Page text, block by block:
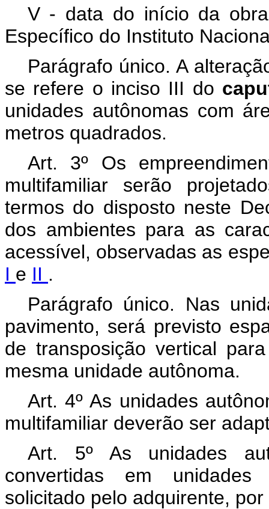
V - data do início da
Específico do Instituto
Parágrafo único. A
se refere o inciso III do
unidades autônomas com
metros quadrados.
Art. 3º Os
multifamiliar serão
termos do disposto neste
dos ambientes para as
acessível, observadas as
I e II .
Parágrafo único. Nas
pavimento, será previsto
de transposição vertical
mesma unidade autônoma.
Art. 4º As unidades
multifamiliar deverão ser
Art. 5º As unidades
convertidas em unidades
solicitado pelo adquirente,